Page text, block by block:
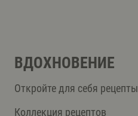
ВДОХНОВЕНИЕ
Откройте для себя рецепты
Коллекция рецептов